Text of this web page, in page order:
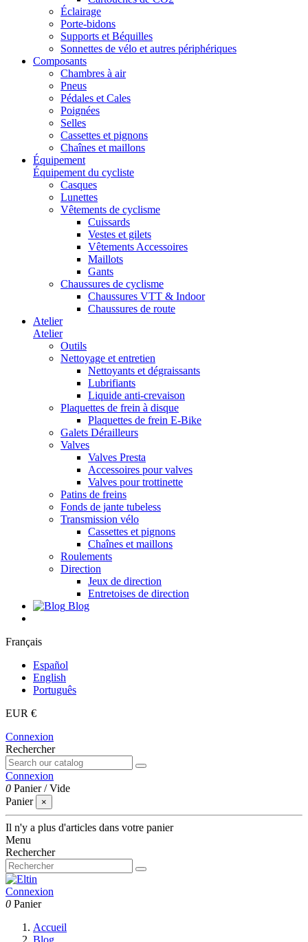
Éclairage
Porte-bidons
Supports et Béquilles
Sonnettes de vélo et autres périphériques
Composants
Chambres à air
Pneus
Pédales et Cales
Poignées
Selles
Cassettes et pignons
Chaînes et maillons
Équipement
Équipement du cycliste
Casques
Lunettes
Vêtements de cyclisme
Cuissards
Vestes et gilets
Vêtements Accessoires
Maillots
Gants
Chaussures de cyclisme
Chaussures VTT & Indoor
Chaussures de route
Atelier
Atelier
Outils
Nettoyage et entretien
Nettoyants et dégraissants
Lubrifiants
Liquide anti-crevaison
Plaquettes de frein à disque
Plaquettes de frein E-Bike
Galets Dérailleurs
Valves
Valves Presta
Accessoires pour valves
Valves pour trottinette
Patins de freins
Fonds de jante tubeless
Transmission vélo
Cassettes et pignons
Chaînes et maillons
Roulements
Direction
Jeux de direction
Entretoises de direction
Blog
Français
Español
English
Português
EUR €
Connexion
Rechercher
Connexion
0 Panier /Vide
Panier
×
Il n'y a plus d'articles dans votre panier
Menu
Rechercher
Connexion
0 Panier
Accueil
Blog